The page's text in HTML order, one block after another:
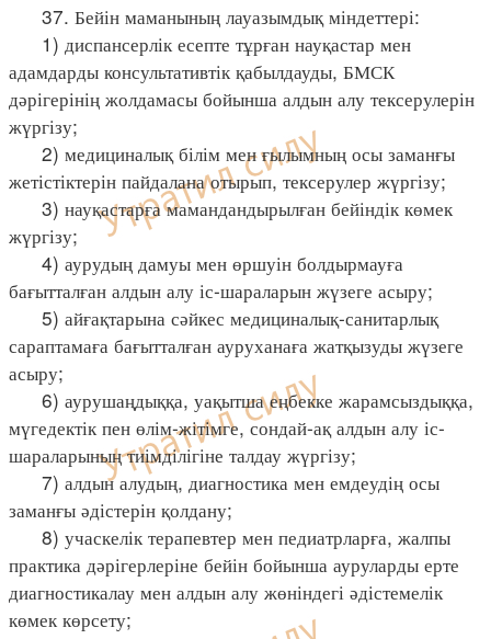
37. Бейін маманының лауазымдық міндеттері:
1) диспансерлік есепте тұрған науқастар мен
адамдарды консультативтік қабылдауды, БМСК
дәрігерінің жолдамасы бойынша алдын алу тексерулерін
жүргізу;
2) медициналық білім мен ғылымның осы заманғы
жетістіктерін пайдалана отырып, тексерулер жүргізу;
3) науқастарға мамандандырылған бейіндік көмек
жүргізу;
4) аурудың дамуы мен өршуін болдырмауға
бағытталған алдын алу іс-шараларын жүзеге асыру;
5) айғақтарына сәйкес медициналық-санитарлық
сараптамаға бағытталған ауруханаға жатқызуды жүзеге
асыру;
6) аурушаңдыққа, уақытша еңбекке жарамсыздыққа,
мүгедектік пен өлім-жітімге, сондай-ақ алдын алу іс-
шараларының тиімділігіне талдау жүргізу;
7) алдын алудың, диагностика мен емдеудің осы
заманғы әдістерін қолдану;
8) учаскелік терапевтер мен педиатрларға, жалпы
практика дәрігерлеріне бейін бойынша ауруларды ерте
диагностикалау мен алдын алу жөніндегі әдістемелік
көмек көрсету;